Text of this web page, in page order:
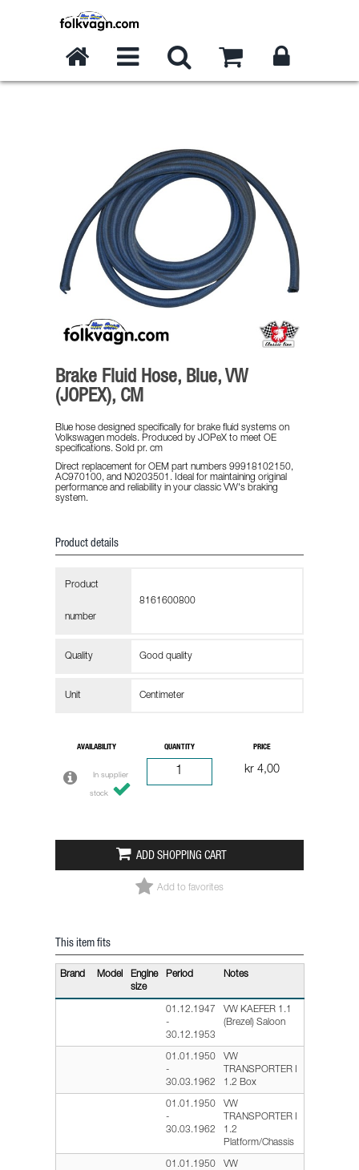
Brake Fluid Hose, Blue, VW
(JOPEX), CM
Blue hose designed specifically for brake fluid systems on
Volkswagen models. Produced by JOPeX to meet OE
specifications. Sold pr. cm
Direct replacement for OEM part numbers 99918102150,
AC970100, and N0203501. Ideal for maintaining original
performance and reliability in your classic VW's braking
system.
Product details
Product
number
8161600800
Quality Good quality
Unit Centimeter
AVAILABILITY
In supplier
stock
QUANTITY PRICE
kr 4,00
ADD SHOPPING CART
Add to favorites
This item fits
Brand Model
Engine
size
Period Notes
01.12.1947
-
30.12.1953
VW KAEFER 1.1
(Brezel) Saloon
01.01.1950
-
30.03.1962
VW
TRANSPORTER I
1.2 Box
01.01.1950
-
30.03.1962
VW
TRANSPORTER I
1.2
Platform/Chassis
01.01.1950
VW